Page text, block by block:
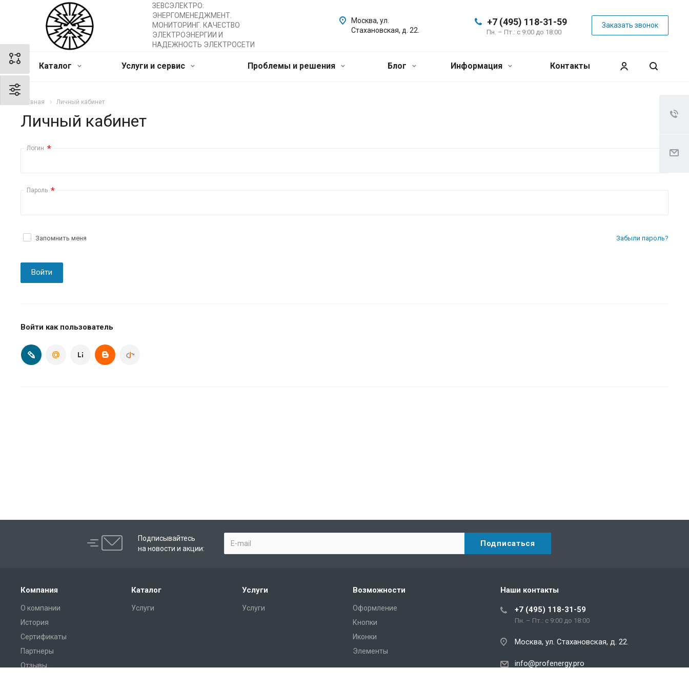
ЗЕВСЭЛЕКТРО:
ЭНЕРГОМЕНЕДЖМЕНТ.
МОНИТОРИНГ. КАЧЕСТВО
ЭЛЕКТРОЭНЕРГИИ И
НАДЕЖНОСТЬ ЭЛЕКТРОСЕТИ
+7 (495) 118-31-59
Пн. – Пт.: с 9:00 до 18:00
Заказать звонок
Москва, ул.
Стахановская, д. 22.
Каталог Услуги и сервис Проблемы и решения Блог Информация Контакты
Главная Личный кабинет
Личный кабинет
Логин *
Пароль *
Забыли пароль?
Запомнить меня
Войти
Войти как пользователь
Подписывайтесь
на новости и акции:
Компания
О компании
История
Сертификаты
Партнеры
Отзывы
Каталог
Услуги
Услуги
Услуги
Возможности
Оформление
Кнопки
Иконки
Элементы
Наши контакты
+7 (495) 118-31-59
Пн. – Пт.: с 9:00 до 18:00
Москва, ул. Стахановская, д. 22.
info@profenergy.pro